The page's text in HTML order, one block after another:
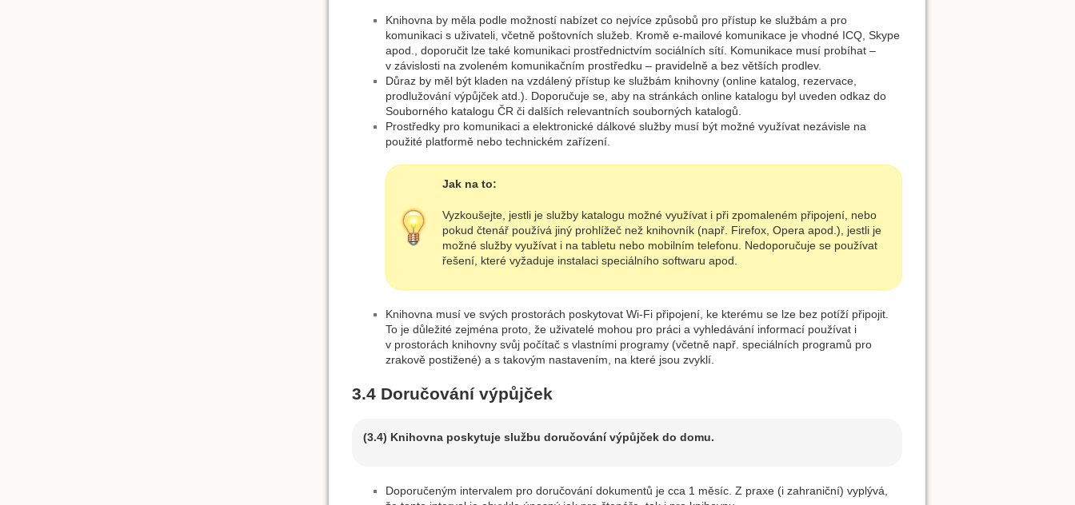
Knihovna by měla podle možností nabízet co nejvíce způsobů pro přístup ke službám a pro
komunikaci s uživateli, včetně poštovních služeb. Kromě e-mailové komunikace je vhodné ICQ, Skype
apod., doporučit lze také komunikaci prostřednictvím sociálních sítí. Komunikace musí probíhat –
v závislosti na zvoleném komunikačním prostředku – pravidelně a bez větších prodlev.
Důraz by měl být kladen na vzdálený přístup ke službám knihovny (online katalog, rezervace,
prodlužování výpůjček atd.). Doporučuje se, aby na stránkách online katalogu byl uveden odkaz do
Souborného katalogu ČR či dalších relevantních souborných katalogů.
Prostředky pro komunikaci a elektronické dálkové služby musí být možné využívat nezávisle na
použité platformě nebo technickém zařízení.
Jak na to:
Vyzkoušejte, jestli je služby katalogu možné využívat i při zpomaleném připojení, nebo
pokud čtenář používá jiný prohlížeč než knihovník (např. Firefox, Opera apod.), jestli je
možné služby využívat i na tabletu nebo mobilním telefonu. Nedoporučuje se používat
řešení, které vyžaduje instalaci speciálního softwaru apod.
Knihovna musí ve svých prostorách poskytovat Wi-Fi připojení, ke kterému se lze bez potíží připojit.
To je důležité zejména proto, že uživatelé mohou pro práci a vyhledávání informací používat i
v prostorách knihovny svůj počítač s vlastními programy (včetně např. speciálních programů pro
zrakově postižené) a s takovým nastavením, na které jsou zvyklí.
3.4 Doručování výpůjček
(3.4) Knihovna poskytuje službu doručování výpůjček do domu.
Doporučeným intervalem pro doručování dokumentů je cca 1 měsíc. Z praxe (i zahraniční) vyplývá,